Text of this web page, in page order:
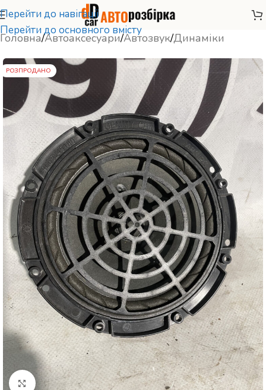
Перейти до навігації
Перейти до основного вмісту
Головна/Автоаксесуари/Автозвук/Динаміки
РОЗПРОДАНО
Натисніть, щоб збільшити